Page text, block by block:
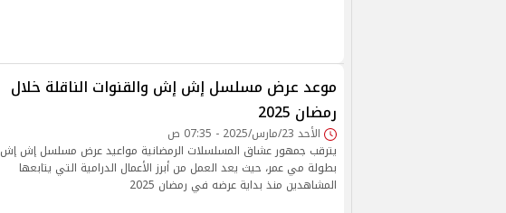
موعد عرض مسلسل إش إش والقنوات الناقلة خلال
رمضان 2025
الأحد 23/مارس/2025 - 07:35 ص
يترقب جمهور عشاق المسلسلات الرمضانية مواعيد عرض مسلسل إش إش
بطولة مي عمر، حيث يعد العمل من أبرز الأعمال الدرامية التي يتابعها
المشاهدين منذ بداية عرضه في رمضان 2025